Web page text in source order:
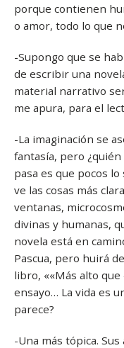
porque contienen
o amor, todo lo que
-Supongo que se
de escribir una
material narrativo
me apura, para el
-La imaginación se
fantasía, pero
pasa es que pocos
ve las cosas más
ventanas,
divinas y humanas,
novela está en
Pascua, pero huirá
libro, ««Más alto
ensayo… La vida es
parece?
-Una más tópica.